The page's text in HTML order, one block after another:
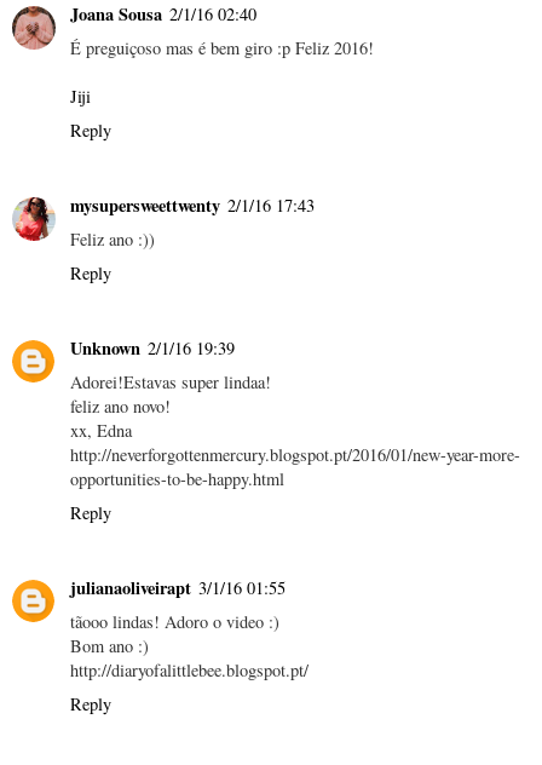
Joana Sousa 2/1/16 02:40
É preguiçoso mas é bem giro :p Feliz 2016!
Jiji
Reply
mysupersweettwenty 2/1/16 17:43
Feliz ano :))
Reply
Unknown 2/1/16 19:39
Adorei!Estavas super lindaa!
feliz ano novo!
xx, Edna
http://neverforgottenmercury.blogspot.pt/2016/01/new-year-more-
opportunities-to-be-happy.html
Reply
julianaoliveirapt 3/1/16 01:55
tãooo lindas! Adoro o video :)
Bom ano :)
http://diaryofalittlebee.blogspot.pt/
Reply